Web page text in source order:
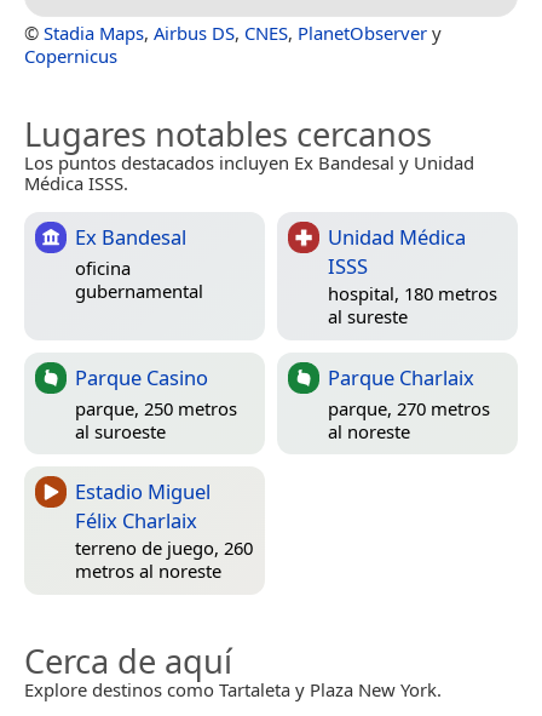
© Stadia Maps, Airbus DS, CNES, PlanetObserver y
Copernicus
Lugares notables cercanos
Los puntos destacados incluyen Ex Bandesal y Unidad
Médica ISSS.
Ex Bandesal
oficina
gubernamental
Unidad Médica
ISSS
hospital, 180 metros
al sureste
Parque Casino
parque, 250 metros
al suroeste
Parque Charlaix
parque, 270 metros
al noreste
Estadio Miguel
Félix Charlaix
terreno de juego, 260
metros al noreste
Cerca de aquí
Explore destinos como Tartaleta y Plaza New York.